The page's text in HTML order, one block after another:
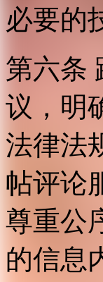
必要的
第六条
议，明
法律法
帖评论
尊重公
的信息